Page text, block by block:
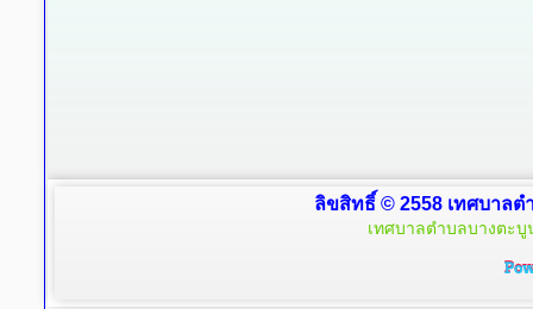
ลิขสิทธิ์ © 2558 เทศบาลต
เทศบาลตำบลบางตะบู